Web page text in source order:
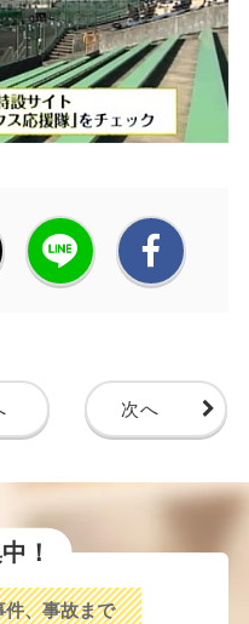
次へ
！
、事故まで